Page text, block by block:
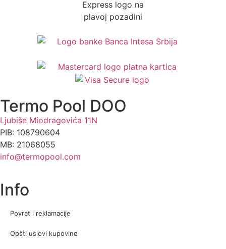
Termo Pool DOO
Ljubiše Miodragovića 11N
PIB: 108790604
MB: 21068055
info@termopool.com
Info
Povrat i reklamacije
Opšti uslovi kupovine